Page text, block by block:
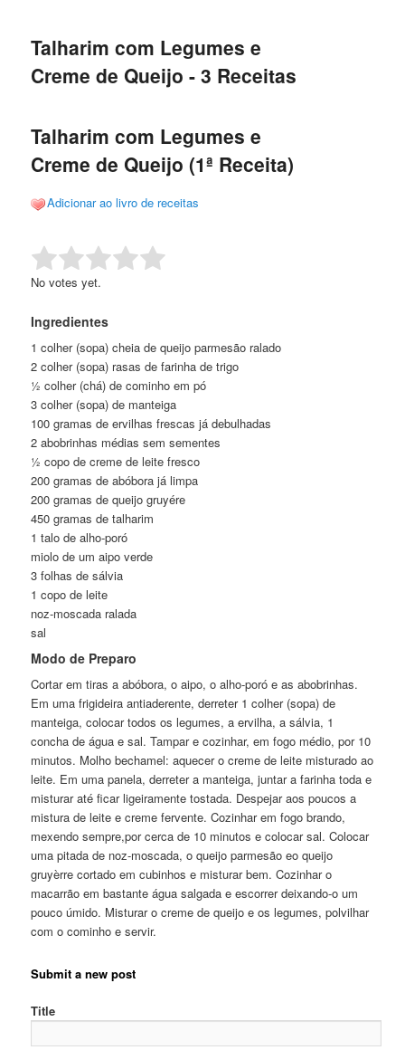
conteúdo
conteúdo
Talharim com Legumes e
Creme de Queijo - 3 Receitas
Talharim com Legumes e
Creme de Queijo (1ª Receita)
Adicionar ao livro de receitas
Rate this item: Submit Rating
No votes yet.
Ingredientes
1 colher (sopa) cheia de queijo parmesão ralado
2 colher (sopa) rasas de farinha de trigo
½ colher (chá) de cominho em pó
3 colher (sopa) de manteiga
100 gramas de ervilhas frescas já debulhadas
2 abobrinhas médias sem sementes
½ copo de creme de leite fresco
200 gramas de abóbora já limpa
200 gramas de queijo gruyére
450 gramas de talharim
1 talo de alho-poró
miolo de um aipo verde
3 folhas de sálvia
1 copo de leite
noz-moscada ralada
sal
Modo de Preparo
Cortar em tiras a abóbora, o aipo, o alho-poró e as abobrinhas.
Em uma frigideira antiaderente, derreter 1 colher (sopa) de
manteiga, colocar todos os legumes, a ervilha, a sálvia, 1
concha de água e sal. Tampar e cozinhar, em fogo médio, por 10
minutos. Molho bechamel: aquecer o creme de leite misturado ao
leite. Em uma panela, derreter a manteiga, juntar a farinha toda e
misturar até ficar ligeiramente tostada. Despejar aos poucos a
mistura de leite e creme fervente. Cozinhar em fogo brando,
mexendo sempre,por cerca de 10 minutos e colocar sal. Colocar
uma pitada de noz-moscada, o queijo parmesão eo queijo
gruyèrre cortado em cubinhos e misturar bem. Cozinhar o
macarrão em bastante água salgada e escorrer deixando-o um
pouco úmido. Misturar o creme de queijo e os legumes, polvilhar
com o cominho e servir.
Submit a new post
Title